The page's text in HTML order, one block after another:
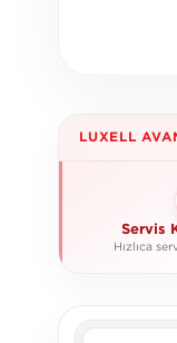
LUXELL
Servis
Hızlıca